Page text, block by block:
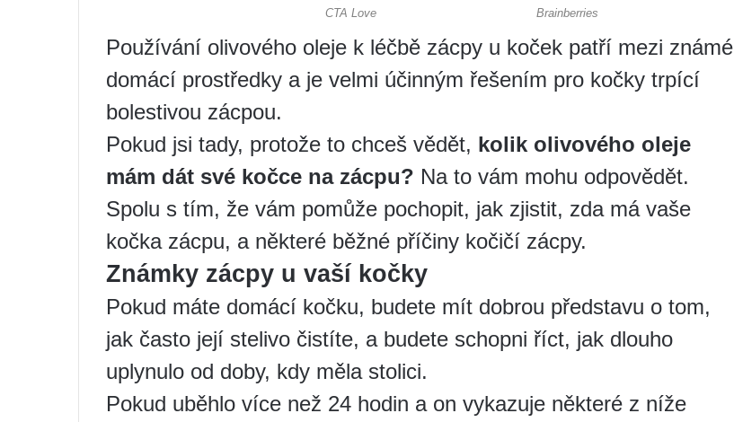
Používání olivového oleje k léčbě zácpy u koček patří mezi známé
domácí prostředky a je velmi účinným řešením pro kočky trpící
bolestivou zácpou.
Pokud jsi tady, protože to chceš vědět, kolik olivového oleje
mám dát své kočce na zácpu? Na to vám mohu odpovědět.
Spolu s tím, že vám pomůže pochopit, jak zjistit, zda má vaše
kočka zácpu, a některé běžné příčiny kočičí zácpy.
Známky zácpy u vaší kočky
Pokud máte domácí kočku, budete mít dobrou představu o tom,
jak často její stelivo čistíte, a budete schopni říct, jak dlouho
uplynulo od doby, kdy měla stolici.
Pokud uběhlo více než 24 hodin a on vykazuje některé z níže